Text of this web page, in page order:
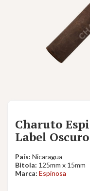
Charuto
Label
País: Nicaragua
Bitola: 125mm x 15mm
Marca: Espinosa